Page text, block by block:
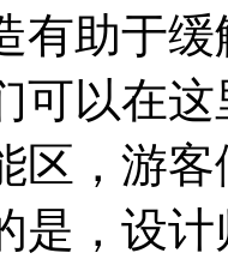
有助于
可以在
区，游
是，设